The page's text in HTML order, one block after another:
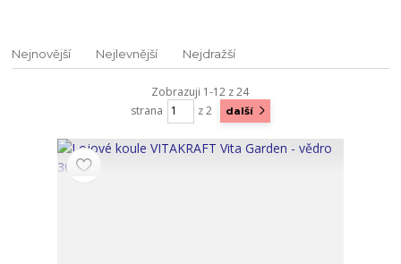
Nejnovější Nejlevnější Nejdražší
Zobrazuji 1-12 z 24
strana
z 2 další